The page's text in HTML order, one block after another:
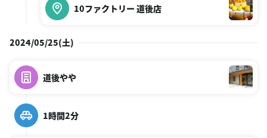
10ファクトリー 道後店
2024/05/25(土)
道後やや
1時間2分